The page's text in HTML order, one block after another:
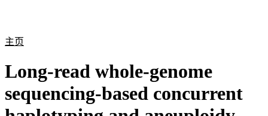
主页
Long-read whole-genome
sequencing-based concurrent